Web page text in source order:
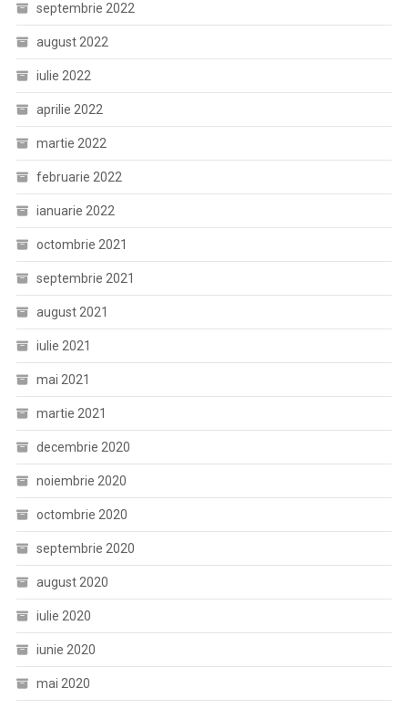
septembrie 2022
august 2022
iulie 2022
aprilie 2022
martie 2022
februarie 2022
ianuarie 2022
octombrie 2021
septembrie 2021
august 2021
iulie 2021
mai 2021
martie 2021
decembrie 2020
noiembrie 2020
octombrie 2020
septembrie 2020
august 2020
iulie 2020
iunie 2020
mai 2020